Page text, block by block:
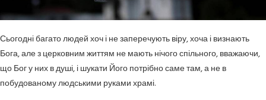
Сьогодні багато людей хоч і не заперечують віру, хоча і визнають
Бога, але з церковним життям не мають нічого спільного, вважаючи,
що Бог у них в душі, і шукати Його потрібно саме там, а не в
побудованому людськими руками храмі.